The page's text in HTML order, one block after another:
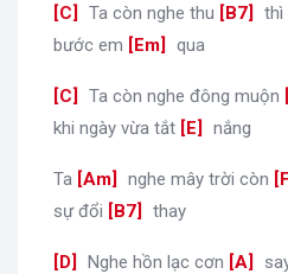
[C Ta còn nghe thu [B7
thì
bước em [Em qua
[C Ta còn nghe đông muộn
khi ngày vừa tắt [E nắng
Ta [Am nghe mây trời còn [F
sự đổi [B7 thay
[D Nghe hồn lạc cơn [A